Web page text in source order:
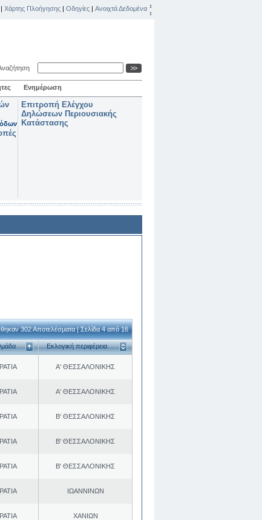
| Χάρτης Πλοήγησης | Οδηγίες | Ανοιχτά Δεδομένα
Ενημέρωση
Επιτροπή Ελέγχου
Δηλώσεων Περιουσιακής
Κατάστασης
302 Αποτελέσματα | Σελίδα 4 από 16
Εκλογική περιφέρεια
Α' ΘΕΣΣΑΛΟΝΙΚΗΣ
Α' ΘΕΣΣΑΛΟΝΙΚΗΣ
Β' ΘΕΣΣΑΛΟΝΙΚΗΣ
Β' ΘΕΣΣΑΛΟΝΙΚΗΣ
Β' ΘΕΣΣΑΛΟΝΙΚΗΣ
ΙΩΑΝΝΙΝΩΝ
ΧΑΝΙΩΝ